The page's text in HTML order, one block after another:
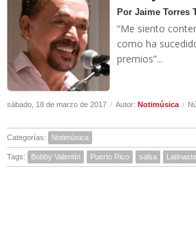
Por Jaime Torres
“Me siento
como ha
premios”...
sábado, 18 de marzo de 2017 / Autor: Notimúsica /
Categorías: Notimúsica
Tags: Bobby Valentín Puerto Rico salsa